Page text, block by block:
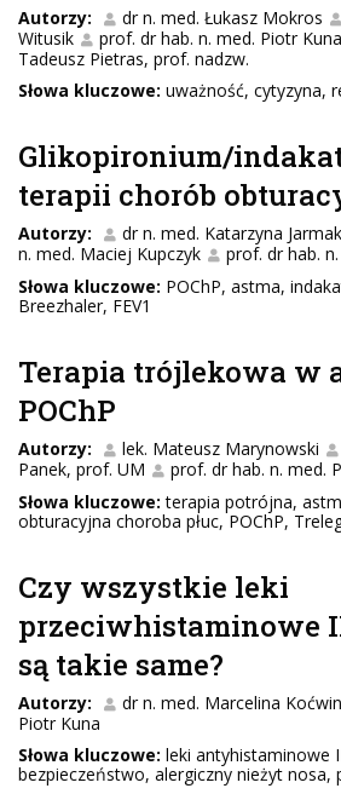
Autorzy: dr n. med. Łukasz Mokros
Witusik
prof. dr hab. n. med. Piotr Kuna
Tadeusz Pietras, prof. nadzw.
Słowa kluczowe: uważność, cytyzyna,
Glikopironium/
terapii chorób
Autorzy: dr n. med. Katarzyna
n. med. Maciej Kupczyk
prof. dr hab.
Słowa kluczowe: POChP, astma,
Breezhaler, FEV1
Terapia trójlekowa w
POChP
Autorzy: lek. Mateusz Marynowski
Panek, prof. UM
prof. dr hab. n. med.
Słowa kluczowe: terapia potrójna,
obturacyjna choroba płuc, POChP,
Czy wszystkie leki
przeciwhistaminowe
są takie same?
Autorzy: dr n. med. Marcelina Koćwin
Piotr Kuna
Słowa kluczowe: leki antyhistaminowe
bezpieczeństwo, alergiczny nieżyt nosa,